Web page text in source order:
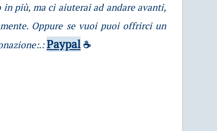
più, ma ci aiuterai ad andare avanti,
Oppure se vuoi puoi offrirci un
Paypal ☕